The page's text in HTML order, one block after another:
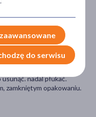
ciecz i pary.
gorących powierzchni,
źródeł zapłonu. Nie
produkcji.
dostania się do oczu:
Wyjąć soczewki
nadal płukać.
zamkniętym opakowaniu.
do serwisu